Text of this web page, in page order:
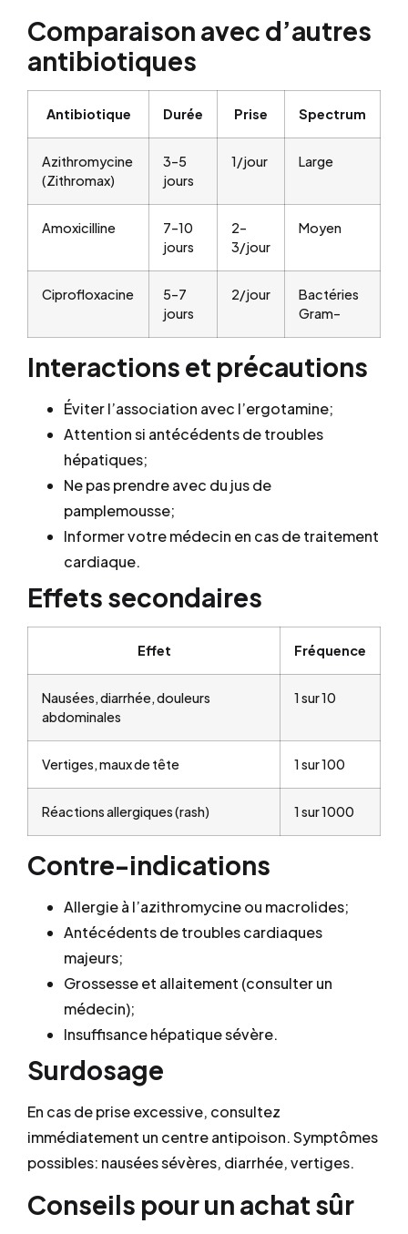
Comparaison avec d’autres
antibiotiques
Antibiotique Durée Prise Spectrum
Azithromycine
(Zithromax)
3–5
jours
1/jour Large
Amoxicilline
7–10
jours
2–
3/jour
Moyen
Ciprofloxacine
5–7
jours
2/jour
Bactéries
Gram–
Interactions et précautions
Éviter l’association avec l’ergotamine;
Attention si antécédents de troubles
hépatiques;
Ne pas prendre avec du jus de
pamplemousse;
Informer votre médecin en cas de traitement
cardiaque.
Effets secondaires
Effet Fréquence
Nausées, diarrhée, douleurs
abdominales
1 sur 10
Vertiges, maux de tête 1 sur 100
Réactions allergiques (rash) 1 sur 1000
Contre-indications
Allergie à l’azithromycine ou macrolides;
Antécédents de troubles cardiaques
majeurs;
Grossesse et allaitement (consulter un
médecin);
Insuffisance hépatique sévère.
Surdosage
En cas de prise excessive, consultez
immédiatement un centre antipoison. Symptômes
possibles: nausées sévères, diarrhée, vertiges.
Conseils pour un achat sûr